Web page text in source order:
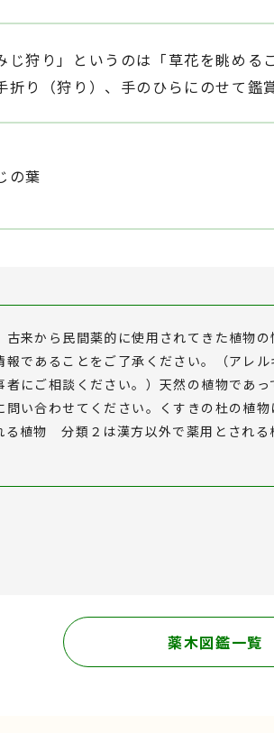
じ狩り」というのは「草花を眺め
折り（狩り）、手のひらにのせて鑑
の葉
来から民間薬的に使用されてきた植物
であることをご了承ください。（アレ
にご相談ください。）天然の植物であ
い合わせてください。くすきの杜の植物
る植物 分類２は漢方以外で薬用とされ
薬木図鑑一覧